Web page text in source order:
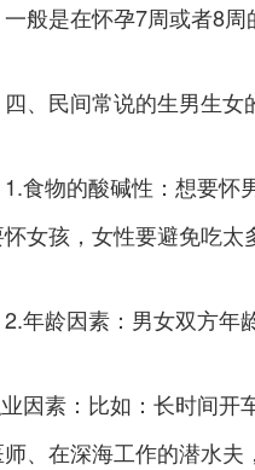
般是在怀孕7周或者8周
民间常说的生男生女
物的酸碱性：想要怀男
女孩，女性要避免吃太
龄因素：男女双方年龄
因素：比如：长时间开
、在深海工作的潜水夫